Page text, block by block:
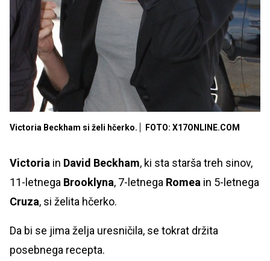
Victoria Beckham si želi hčerko. FOTO: X17ONLINE.COM
Victoria in David Beckham, ki sta starša treh sinov,
11-letnega Brooklyna, 7-letnega Romea in 5-letnega
Cruza, si želita hčerko.
Da bi se jima želja uresničila, se tokrat držita
posebnega recepta.